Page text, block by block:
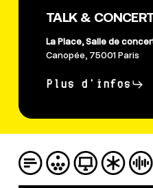
TALK &
La Place, Salle de
Canopée, 75001 Paris
Plus d'infos